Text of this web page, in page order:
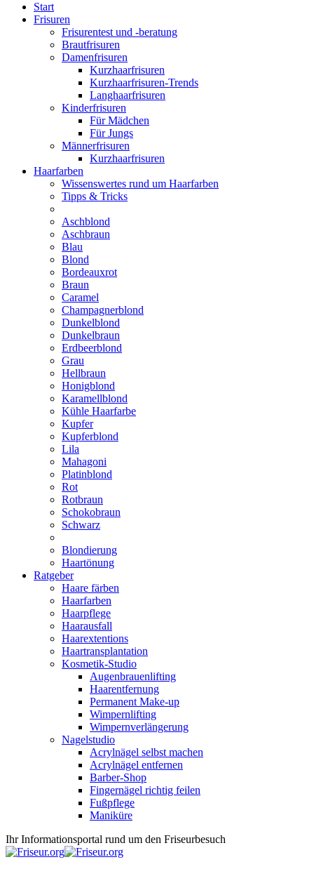
Start
Frisuren
Frisurentest und -beratung
Brautfrisuren
Damenfrisuren
Kurzhaarfrisuren
Kurzhaarfrisuren-Trends
Langhaarfrisuren
Kinderfrisuren
Für Mädchen
Für Jungs
Männerfrisuren
Kurzhaarfrisuren
Haarfarben
Wissenswertes rund um Haarfarben
Tipps & Tricks
Aschblond
Aschbraun
Blau
Blond
Bordeauxrot
Braun
Caramel
Champagnerblond
Dunkelblond
Dunkelbraun
Erdbeerblond
Grau
Hellbraun
Honigblond
Karamellblond
Kühle Haarfarbe
Kupfer
Kupferblond
Lila
Mahagoni
Platinblond
Rot
Rotbraun
Schokobraun
Schwarz
Blondierung
Haartönung
Ratgeber
Haare färben
Haarfarben
Haarpflege
Haarausfall
Haarextentions
Haartransplantation
Kosmetik-Studio
Augenbrauenlifting
Haarentfernung
Permanent Make-up
Wimpernlifting
Wimpernverlängerung
Nagelstudio
Acrylnägel selbst machen
Acrylnägel entfernen
Barber-Shop
Fingernägel richtig feilen
Fußpflege
Maniküre
Ihr Informationsportal rund um den Friseurbesuch